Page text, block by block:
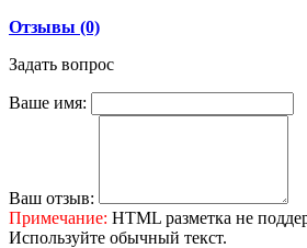
Отзывы (0)
Задать вопрос
Ваше имя:
Ваш отзыв:
Примечание: HTML разметка не
Используйте обычный текст.